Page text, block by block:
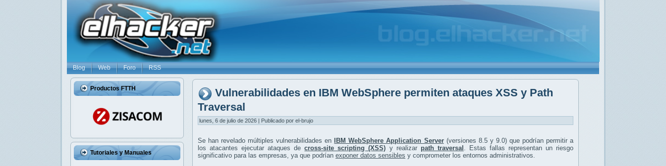
Blog Web Foro RSS
Productos FTTH
Tutoriales y Manuales
Vulnerabilidades en IBM WebSphere permiten ataques XSS y Path
Traversal
lunes, 6 de julio de 2026 | Publicado por el-brujo
Se han revelado múltiples vulnerabilidades en IBM WebSphere Application Server(versiones 8.5 y 9.0) que podrían permitir a
los atacantes ejecutar ataques decross-site scripting (XSS) y realizar path traversal
. Estas fallas representan un riesgo
significativo para las empresas, ya que podrían exponer datos sensibles y comprometer los entornos administrativos.